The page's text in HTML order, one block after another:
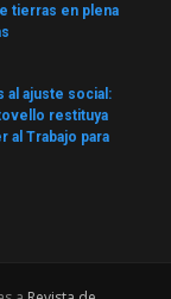
tierras en plena
al ajuste social:
restituya
al Trabajo para